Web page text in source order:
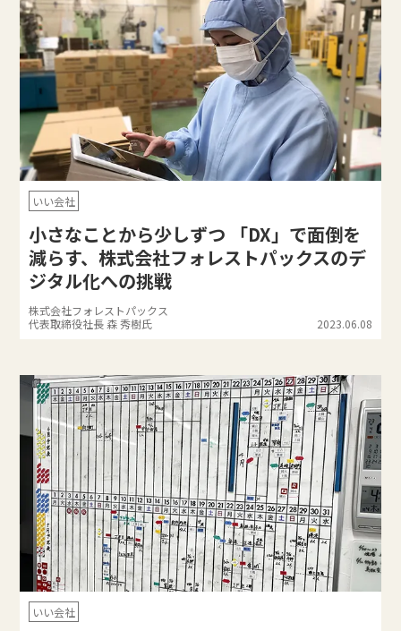
いい会社
小さなことから少しずつ 「DX」で面倒を
減らす、株式会社フォレストパックスのデ
ジタル化への挑戦
株式会社フォレストパックス
代表取締役社長 森 秀樹氏
2023.06.08
いい会社